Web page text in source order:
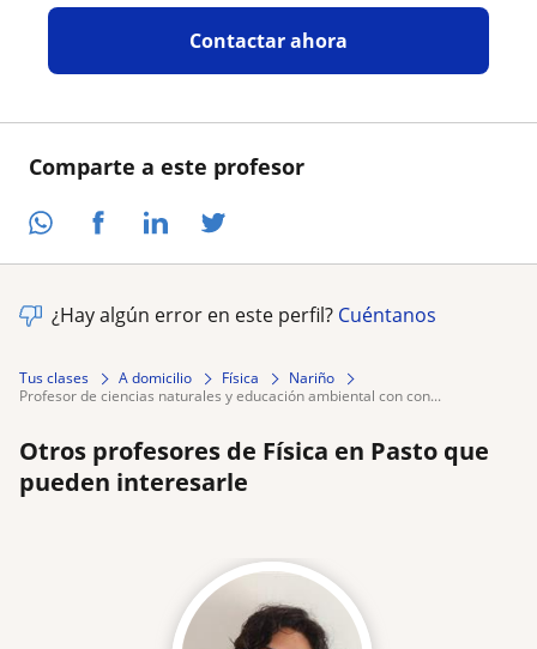
Comparte a este profesor
Contactar ahora
¿Hay algún error en este perfil? Cuéntanos
Tus clases A domicilio Física
Nariño
profesor de ciencias naturales y educación ambiental con con...
Otros profesores de Física en Pasto que
pueden interesarle